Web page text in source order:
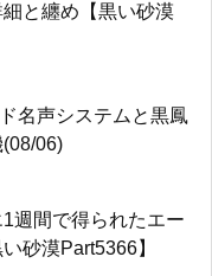
と纏め【黒い砂漠
名声システムと黒鳳
06)
週間で得られたエー
砂漠Part5366】